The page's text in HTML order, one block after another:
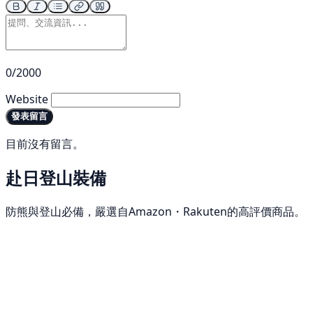
0/2000
Website
發表留言
目前沒有留言。
赴日登山裝備
防熊與登山必備，嚴選自Amazon・Rakuten的高評價商品。